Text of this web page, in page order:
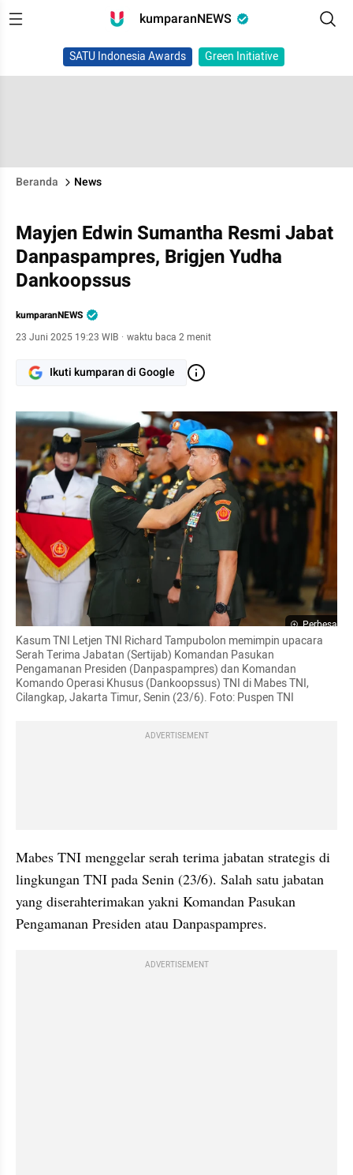
kumparanNEWS
SATU Indonesia Awards Green Initiative
Beranda News
Mayjen Edwin Sumantha Resmi Jabat
Danpaspampres, Brigjen Yudha
Dankoopssus
kumparanNEWS
23 Juni 2025 19:23 WIB · waktu baca 2 menit
Ikuti kumparan di Google
Perbesar
Kasum TNI Letjen TNI Richard Tampubolon memimpin upacara
Serah Terima Jabatan (Sertijab) Komandan Pasukan
Pengamanan Presiden (Danpaspampres) dan Komandan
Komando Operasi Khusus (Dankoopssus) TNI di Mabes TNI,
Cilangkap, Jakarta Timur, Senin (23/6). Foto: Puspen TNI
ADVERTISEMENT
Mabes TNI menggelar serah terima jabatan strategis di
lingkungan TNI pada Senin (23/6). Salah satu jabatan
yang diserahterimakan yakni Komandan Pasukan
Pengamanan Presiden atau Danpaspampres.
ADVERTISEMENT